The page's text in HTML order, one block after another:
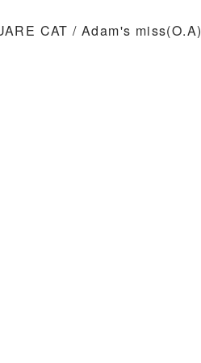
CAT / Adam's miss(O.A)